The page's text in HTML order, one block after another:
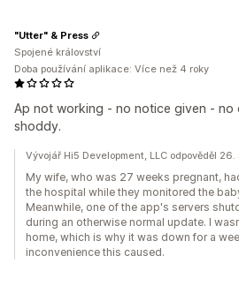
Ap not working - no notice given - no
shoddy.
"Utter" & Press
Spojené království
Doba používání aplikace: Více než 4 roky
Vývojář Hi5 Development, LLC odpověděl
My wife, who was 27 weeks pregnant,
the hospital while they monitored the
Meanwhile, one of the app's servers
during an otherwise normal update. I
home, which is why it was down for a
inconvenience this caused.